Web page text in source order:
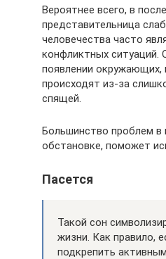
Вероятнее всего, в
представительница
человечества часто
конфликтных ситуаций.
появлении
происходят из-за
спящей.
Большинство проблем в
обстановке, поможет
Пасется
Такой сон
жизни. Как правило,
подкрепить